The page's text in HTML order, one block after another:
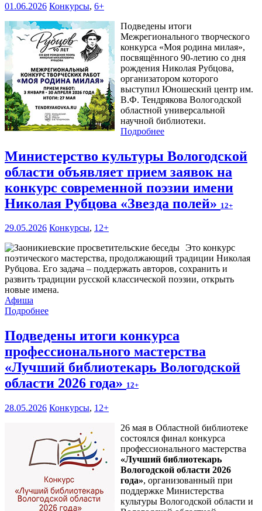
01.06.2026 Конкурсы, 6+
Подведены итоги
Межрегионального творческого
конкурса «Моя родина милая»,
посвящённого 90-летию со дня
рождения Николая Рубцова,
организатором которого
выступил Юношеский центр им.
В.Ф. Тендрякова Вологодской
областной универсальной
научной библиотеки.
Подробнее
Министерство культуры Вологодской
области объявляет прием заявок на
конкурс современной поэзии имени
Николая Рубцова «Звезда полей» 12+
29.05.2026 Конкурсы, 12+
Это конкурс
поэтического мастерства, продолжающий традиции Николая
Рубцова. Его задача – поддержать авторов, сохранить и
развить традиции русской классической поэзии, открыть
новые имена.
Афиша
Подробнее
Подведены итоги конкурса
профессионального мастерства
«Лучший библиотекарь Вологодской
области 2026 года» 12+
28.05.2026 Конкурсы, 12+
26 мая в Областной библиотеке
состоялся финал конкурса
профессионального мастерства
«Лучший библиотекарь
Вологодской области 2026
года», организованный при
поддержке Министерства
культуры Вологодской области и